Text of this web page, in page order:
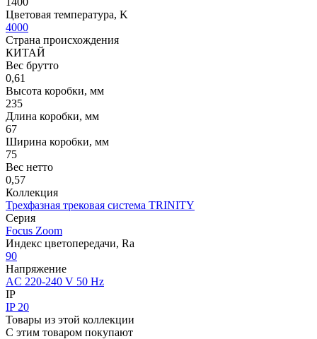
Цветовая температура, K
4000
Страна происхождения
КИТАЙ
Вес брутто
0,61
Высота коробки, мм
235
Длина коробки, мм
67
Ширина коробки, мм
75
Вес нетто
0,57
Коллекция
Трехфазная трековая система TRINITY
Серия
Focus Zoom
Индекс цветопередачи, Ra
90
Напряжение
AC 220-240 V 50 Hz
IP
IP 20
Товары из этой коллекции
С этим товаром покупают